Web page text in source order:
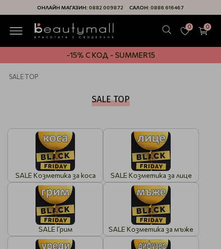
ОНЛАЙН МАГАЗИН: 0882 009872 САЛОН: 0886 616467
0 0
-15% С КОД - SUMMER15
SALE TOP
SALE TOP
SALE Козметика за коса SALE Козметика за лице
SALE Грим SALE Козметика за мъже